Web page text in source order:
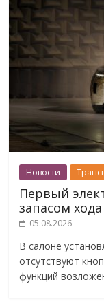
Новости
Первый
запасом
05.08.2026
В салоне
отсутствуют
функций